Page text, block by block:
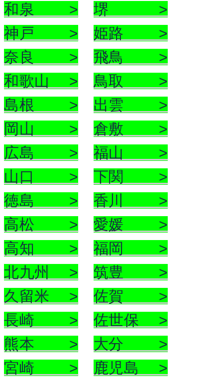
和泉 >
堺 >
神戸 >
姫路 >
奈良 >
飛鳥 >
和歌山 >
鳥取 >
島根 >
出雲 >
岡山 >
倉敷 >
広島 >
福山 >
山口 >
下関 >
徳島 >
香川 >
高松 >
愛媛 >
高知 >
福岡 >
北九州 >
筑豊 >
久留米 >
佐賀 >
長崎 >
佐世保 >
熊本 >
大分 >
宮崎 >
鹿児島 >